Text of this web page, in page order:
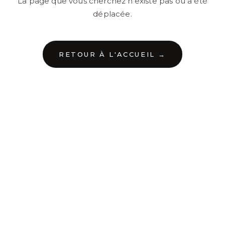
déplacée.
RETOUR À L'ACCUEIL →